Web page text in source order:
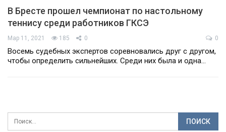
В Бресте прошел чемпионат по настольному
теннису среди работников ГКСЭ
Мар 11, 2021 185 0 0
Восемь судебных экспертов соревновались друг с другом,
чтобы определить сильнейших. Среди них была и одна…